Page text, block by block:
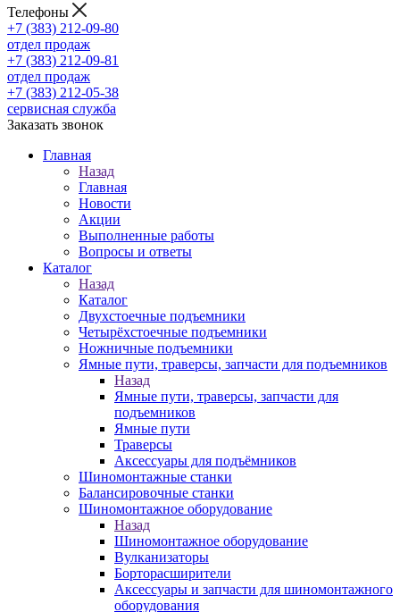
Телефоны
+7 (383) 212-09-80
отдел продаж
+7 (383) 212-09-81
отдел продаж
+7 (383) 212-05-38
сервисная служба
Заказать звонок
Главная
Назад
Главная
Новости
Акции
Выполненные работы
Вопросы и ответы
Каталог
Назад
Каталог
Двухстоечные подъемники
Четырёхстоечные подъемники
Ножничные подъемники
Ямные пути, траверсы, запчасти для подъемников
Назад
Ямные пути, траверсы, запчасти для
подъемников
Ямные пути
Траверсы
Аксессуары для подъёмников
Шиномонтажные станки
Балансировочные станки
Шиномонтажное оборудование
Назад
Шиномонтажное оборудование
Вулканизаторы
Борторасширители
Аксессуары и запчасти для шиномонтажного
оборудования